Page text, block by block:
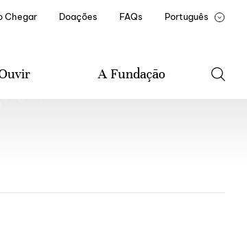
Chegar Doações FAQs Português
A Fundação